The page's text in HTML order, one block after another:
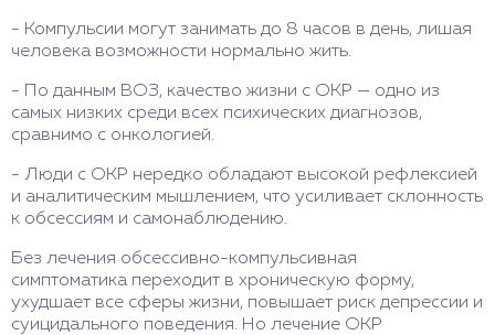
- Компульсии могут занимать до 8 часов в день, лишая
человека возможности нормально жить.
- По данным ВОЗ, качество жизни с ОКР — одно из
самых низких среди всех психических диагнозов,
сравнимо с онкологией.
- Люди с ОКР нередко обладают высокой рефлексией
и аналитическим мышлением, что усиливает склонность
к обсессиям и самонаблюдению.
Без лечения обсессивно-компульсивная
симптоматика переходит в хроническую форму,
ухудшает все сферы жизни, повышает риск депрессии и
суицидального поведения. Но лечение ОКР